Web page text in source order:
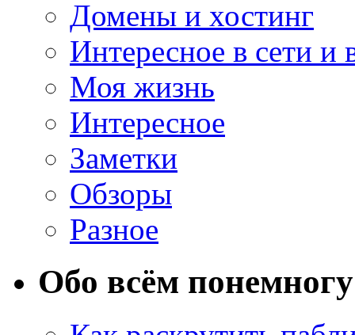
Домены и хостинг
Интересное в сети и
Моя жизнь
Интересное
Заметки
Обзоры
Разное
Обо всём понемногу